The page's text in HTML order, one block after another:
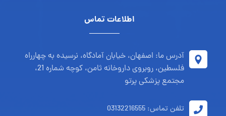
اطلاعات تماس
آدرس ما: اصفهان، خیابان آمادگاه، نرسیده به چهارراه
فلسطین، روبروی داروخانه ثامن، کوچه شماره 21،
مجتمع پزشکی پرتو
تلفن تماس: 03132216555